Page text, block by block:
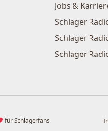
Jobs &
Schlager
Schlager
Schlager
für Schlagerfans